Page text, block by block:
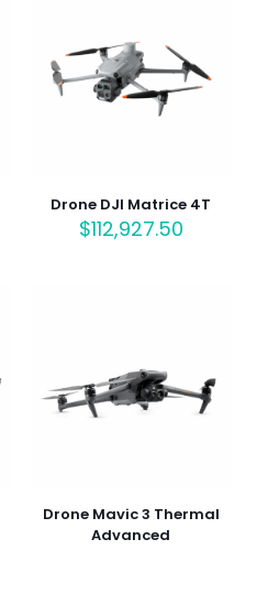
Drone DJI Matrice 4T
$112,927.50
Drone Mavic 3 Thermal
Advanced